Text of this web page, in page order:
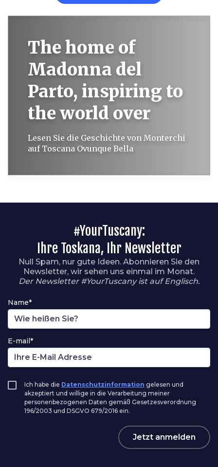
The home of
Madonna del
Parto, inspiring to
the world over
Lesen Sie die Geschichte von Monterchi
auf Toscana Ovunque Bella
#YourTuscany:
Ihre Toskana, Ihr Newsletter
Null Spam, nur gute Ideen. Abonnieren Sie den
Newsletter, wir sehen uns einmal im Monat.
Der Newsletter #YourTuscany ist auf Englisch.
Name*
E-mail*
Ich habe die Datenschutzinformation gelesen und
akzeptiert und willige in die Verarbeitung meiner
personenbezogenen Daten gemäß Gesetzesverordnung
196/2003 und DSGVO 679/2016 ein.
Jetzt anmelden